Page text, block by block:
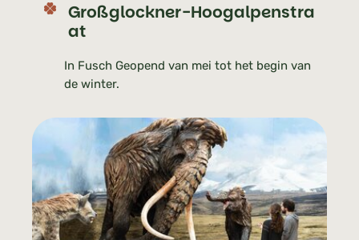
Großglockner-Hoogalpenstra
at
In Fusch Geopend van mei tot het begin van
de winter.